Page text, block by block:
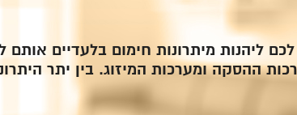
ליהנות מיתרונות חימום בלעדיים אותם
ההסקה ומערכות המיזוג. בין יתר